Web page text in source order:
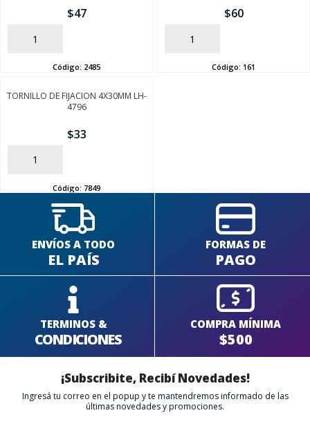
$47
AÑADIR
Código: 2485
$60
AÑADIR
Código: 161
TORNILLO DE FIJACION 4X30MM LH-
4796
$33
AÑADIR
Código: 7849
ENVÍOS A TODO
EL PAÍS
FORMAS DE
PAGO
TERMINOS &
CONDICIONES
COMPRA MÍNIMA
$500
¡Subscribite, Recibí Novedades!
Ingresá tu correo en el popup y te mantendremos informado de las
últimas novedades y promociones.